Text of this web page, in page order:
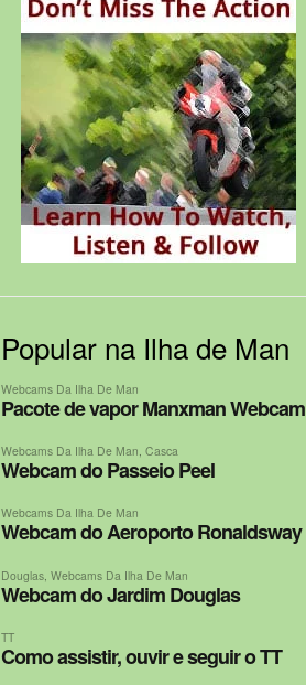
Popular na Ilha de Man
Webcams Da Ilha De Man
Pacote de vapor Manxman Webcam
Webcams Da Ilha De Man,Casca
Webcam do Passeio Peel
Webcams Da Ilha De Man
Webcam do Aeroporto Ronaldsway
Douglas ,Webcams Da Ilha De Man
Webcam do Jardim Douglas
TT
Como assistir, ouvir e seguir o TT